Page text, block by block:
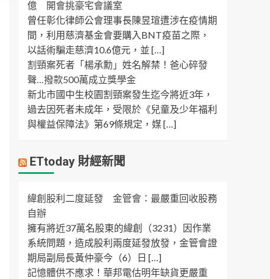
億 開會挑豪宅會議室
曾任彰化律師公會理事長陳昱瑄遭涉在疫情期
間，利用慈濟基金會要購入BNT疫苗之際，
以話術騙走慈濟10.6億元，並 […]
割頸案死者「楊承勳」姓名解禁！爸心碎發
聲…撥款500萬成立獎學金
新北市國中生校園割頸案發生迄今將近3年，
過去因死者未成年，受限於《兒童及少年福利
與權益保障法》第69條規定，媒 […]
ETtoday 財經新聞
緯創股利二度延發 金管會：最嚴重回收股務
自辦
擁有將近37萬名股東的緯創（3231）因作業
系統問題，造成股利兩度延發放發，金管會證
期局副局長黃仲豪今（6）日 […]
記憶體供不應求！華邦電估明年缺貨更嚴重